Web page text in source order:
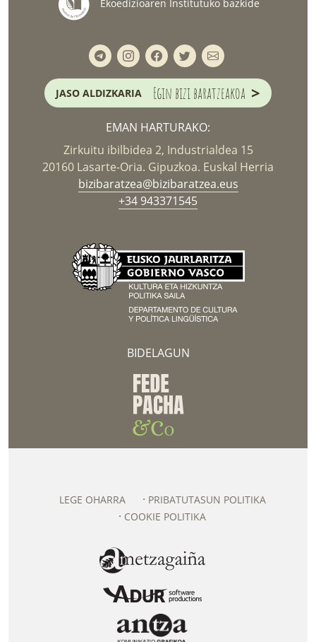
Ekoedizioaren Institutuko bazkide
JASO ALDIZKARIA Egin bizi baratzeakoa >
EMAN HARTURAKO:
Zirkuitu ibilbidea 2, Industrialdea 15
20160 Lasarte-Oria. Gipuzkoa. Euskal Herria
bizibaratzea@bizibaratzea.eus
+34 943371545
BIDELAGUN
LEGE OHARRA
PRIBATUTASUN POLITIKA
COOKIE POLITIKA